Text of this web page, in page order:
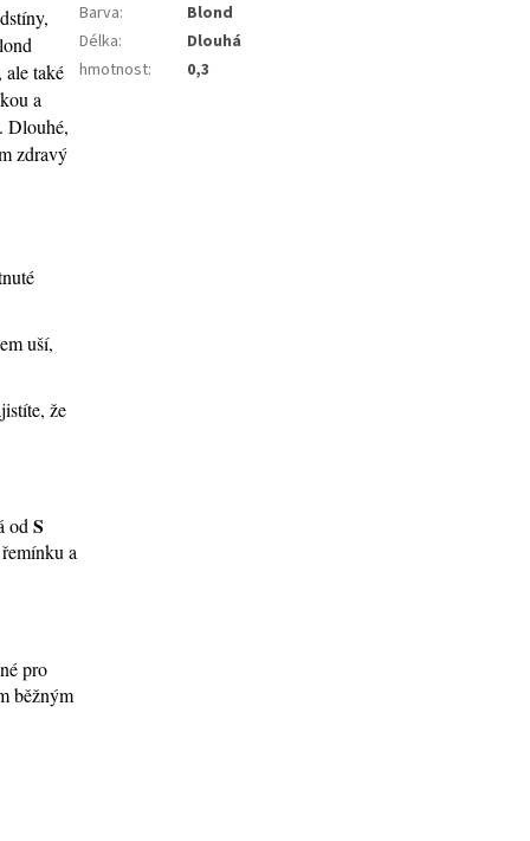
také
a
Dlouhé,
zdravý
uší,
že
od S
a
pro
běžným
Barva:
Blond
Délka:
Dlouhá
hmotnost: 0,3